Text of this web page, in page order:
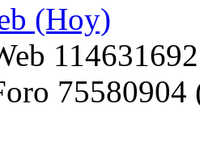
(Hoy)
75580904